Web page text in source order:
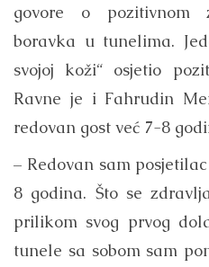
govore o pozitivnom
boravka u tunelima.
svojoj koži“ osjetio
Ravne je i Fahrudin
redovan gost već 7-8
– Redovan sam
8 godina. Što se
prilikom svog prvog
tunele sa sobom sam